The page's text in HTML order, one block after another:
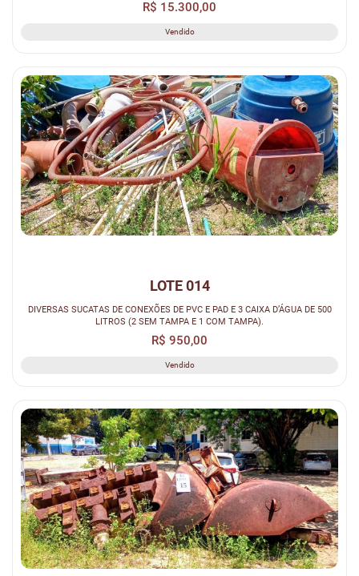
R$ 15.300,00
Vendido
LOTE 014
DIVERSAS SUCATAS DE CONEXÕES DE PVC E PAD E 3 CAIXA D’ÁGUA DE 500
LITROS (2 SEM TAMPA E 1 COM TAMPA).
R$ 950,00
Vendido